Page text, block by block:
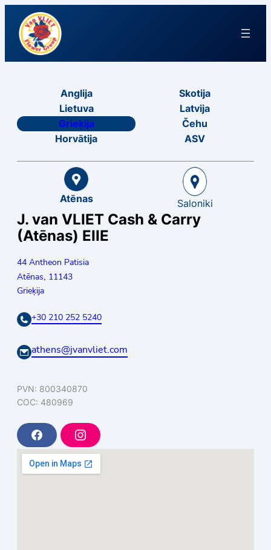
Anglija
Skotija
Lietuva
Latvija
Grieķija
Čehu
Horvātija
ASV
Atēnas Saloniki
J. van VLIET Cash & Carry
(Atēnas) EIIE
44 Antheon Patisia
Atēnas, 11143
Grieķija
+30 210 252 5240
athens@jvanvliet.com
PVN: 800340870
COC: 480969
F
a
c
e
b
I
n
s
t
a